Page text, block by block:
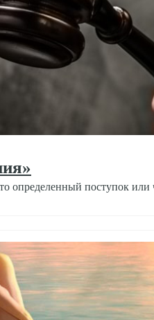
определенный поступок или